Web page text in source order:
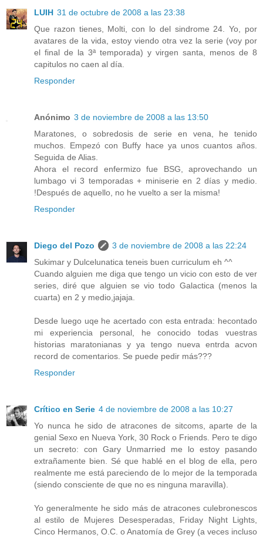
LUIH 31 de octubre de 2008 a las 23:38
Que razon tienes, Molti, con lo del sindrome 24. Yo, por
avatares de la vida, estoy viendo otra vez la serie (voy por
el final de la 3ª temporada) y virgen santa, menos de 8
capitulos no caen al día.
Responder
Anónimo 3 de noviembre de 2008 a las 13:50
Maratones, o sobredosis de serie en vena, he tenido
muchos. Empezó con Buffy hace ya unos cuantos años.
Seguida de Alias.
Ahora el record enfermizo fue BSG, aprovechando un
lumbago vi 3 temporadas + miniserie en 2 días y medio.
!Después de aquello, no he vuelto a ser la misma!
Responder
Diego del Pozo
3 de noviembre de 2008 a las 22:24
Sukimar y Dulcelunatica teneis buen curriculum eh ^^
Cuando alguien me diga que tengo un vicio con esto de ver
series, diré que alguien se vio todo Galactica (menos la
cuarta) en 2 y medio,jajaja.
Desde luego uqe he acertado con esta entrada: hecontado
mi experiencia personal, he conocido todas vuestras
historias maratonianas y ya tengo nueva entrda acvon
record de comentarios. Se puede pedir más???
Responder
Crítico en Serie 4 de noviembre de 2008 a las 10:27
Yo nunca he sido de atracones de sitcoms, aparte de la
genial Sexo en Nueva York, 30 Rock o Friends. Pero te digo
un secreto: con Gary Unmarried me lo estoy pasando
extrañamente bien. Sé que hablé en el blog de ella, pero
realmente me está pareciendo de lo mejor de la temporada
(siendo consciente de que no es ninguna maravilla).
Yo generalmente he sido más de atracones culebronescos
al estilo de Mujeres Desesperadas, Friday Night Lights,
Cinco Hermanos, O.C. o Anatomía de Grey (a veces incluso